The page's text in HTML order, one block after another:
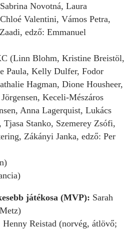
Novotná, Laura
Valentini, Vámos Petra,
edző: Emmanuel
(Linn Blohm, Kristine Breistöl,
Paula, Kelly Dulfer, Fodor
Hagman, Dione Housheer,
Keceli-Mészáros
Anna Lagerquist, Lukács
Stanko, Szemerey Zsófi,
Zákányi Janka, edző: Per
játékosa (MVP): Sarah
Henny Reistad (norvég, átlövő;